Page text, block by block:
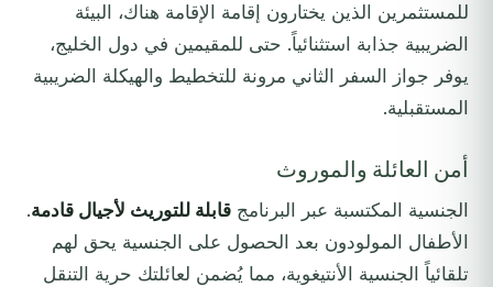
للمستثمرين الذين يختارون إقامة الإقامة هناك، البيئة
الضريبية جذابة استثنائياً. حتى للمقيمين في دول الخليج،
يوفر جواز السفر الثاني مرونة للتخطيط والهيكلة الضريبية
المستقبلية.
أمن العائلة والموروث
الجنسية المكتسبة عبر البرنامج قابلة للتوريث لأجيال قادمة.
الأطفال المولودون بعد الحصول على الجنسية يحق لهم
تلقائياً الجنسية الأنتيغوية، مما يُضمن لعائلتك حرية التنقل